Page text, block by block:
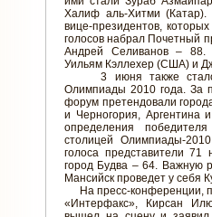
Халиф аль-Хитми
вице-президентов,
голосов набрал Почетный
Андрей Селиванов – 88.
Уильям Кэллехер (США) и
3 июня также стало
Олимпиады 2010 года. За
форум претендовали
и Черногория, Аргентина
определения
столицей Олимпиады-
голоса представители 71
город Будва – 64. Важную
Мансийск проведет у себя
На пресс-конференции,
«Интерфакс», Кирсан